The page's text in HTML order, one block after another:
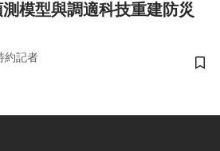
模型與調適科技重建防災
約記者
儲